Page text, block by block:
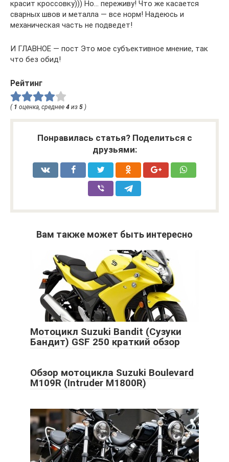
красит кроссовку))) Но… переживу! Что же касается
сварных швов и металла — все норм! Надеюсь и
механическая часть не подведет!
И ГЛАВНОЕ — пост Это мое субъективное мнение, так
что без обид!
Рейтинг
( 1 оценка, среднее 4 из 5 )
Понравилась статья? Поделиться с
друзьями:
Вам также может быть интересно
Мотоцикл Suzuki Bandit (Сузуки
Бандит) GSF 250 краткий обзор
Обзор мотоцикла Suzuki Boulevard
M109R (Intruder M1800R)